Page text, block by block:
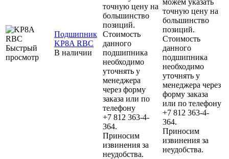
Быстрый
просмотр
Подшипник
KP8A RBC
В наличии
точную цену на
большинство
позиций.
Стоимость
данного
подшипника
необходимо
уточнять у
менеджера
через форму
заказа или по
телефону
+7 812 363-4-
364.
Приносим
извинения за
неудобства.
точную цену на
большинство
позиций.
Стоимость
данного
подшипника
необходимо
уточнять у
менеджера через
форму заказа
или по телефону
+7 812 363-4-
364.
Приносим
извинения за
неудобства.